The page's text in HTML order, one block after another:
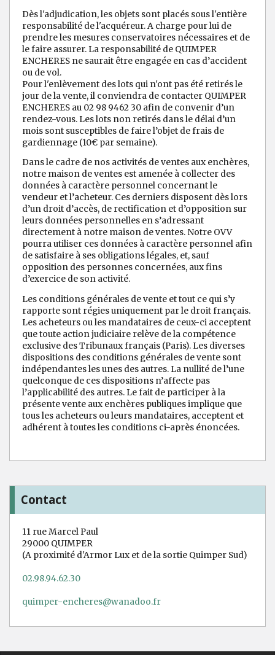
Dès l'adjudication, les objets sont placés sous l'entière
responsabilité de l'acquéreur. A charge pour lui de
prendre les mesures conservatoires nécessaires et de
le faire assurer. La responsabilité de QUIMPER
ENCHERES ne saurait être engagée en cas d’accident
ou de vol.
Pour l'enlèvement des lots qui n'ont pas été retirés le
jour de la vente, il conviendra de contacter QUIMPER
ENCHERES au 02 98 9462 30 afin de convenir d’un
rendez-vous. Les lots non retirés dans le délai d’un
mois sont susceptibles de faire l’objet de frais de
gardiennage (10€ par semaine).
Dans le cadre de nos activités de ventes aux enchères,
notre maison de ventes est amenée à collecter des
données à caractère personnel concernant le
vendeur et l’acheteur. Ces derniers disposent dès lors
d’un droit d’accès, de rectification et d’opposition sur
leurs données personnelles en s’adressant
directement à notre maison de ventes. Notre OVV
pourra utiliser ces données à caractère personnel afin
de satisfaire à ses obligations légales, et, sauf
opposition des personnes concernées, aux fins
d’exercice de son activité.
Les conditions générales de vente et tout ce qui s’y
rapporte sont régies uniquement par le droit français.
Les acheteurs ou les mandataires de ceux-ci acceptent
que toute action judiciaire relève de la compétence
exclusive des Tribunaux français (Paris). Les diverses
dispositions des conditions générales de vente sont
indépendantes les unes des autres. La nullité de l’une
quelconque de ces dispositions n’affecte pas
l’applicabilité des autres. Le fait de participer à la
présente vente aux enchères publiques implique que
tous les acheteurs ou leurs mandataires, acceptent et
adhérent à toutes les conditions ci-après énoncées.
Contact
11 rue Marcel Paul
29000 QUIMPER
(A proximité d'Armor Lux et de la sortie Quimper Sud)
02.98.94.62.30
quimper-encheres@wanadoo.fr